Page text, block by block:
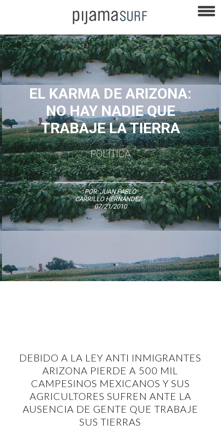
EL KARMA DE ARIZONA:
NO HAY NADIE QUE
TRABAJE LA TIERRA
POLÍTICA
POR:JUAN PABLO
CARRILLO HERNÁNDEZ-
07/21/2010
DEBIDO A LA LEY ANTI INMIGRANTES
ARIZONA PIERDE A 500 MIL
CAMPESINOS MEXICANOS Y SUS
AGRICULTORES SUFREN ANTE LA
AUSENCIA DE GENTE QUE TRABAJE
SUS TIERRAS